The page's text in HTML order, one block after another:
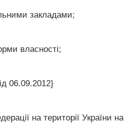
закладами;
власності;
06.09.2012}
на території України на